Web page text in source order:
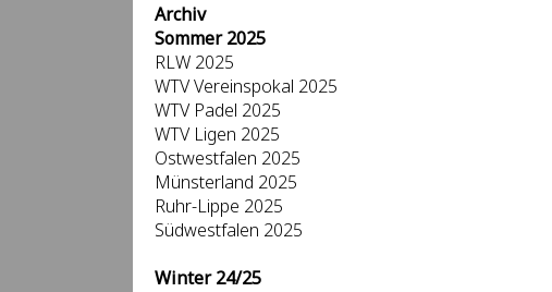
Archiv
Sommer 2025
RLW 2025
WTV Vereinspokal 2025
WTV Padel 2025
WTV Ligen 2025
Ostwestfalen 2025
Münsterland 2025
Ruhr-Lippe 2025
Südwestfalen 2025
Winter 24/25